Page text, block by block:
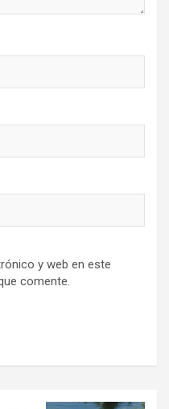
y web en este
comente.